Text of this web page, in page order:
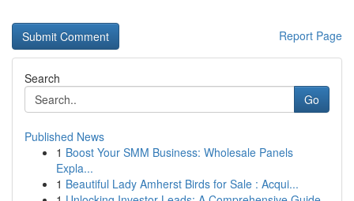
Report Page
Search
Go
Published News
1 Boost Your SMM Business: Wholesale Panels
Expla...
1 Beautiful Lady Amherst Birds for Sale : Acqui...